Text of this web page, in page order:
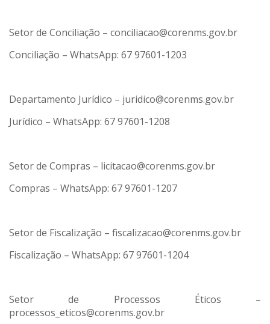
Setor de Conciliação – conciliacao@corenms.gov.br
Conciliação – WhatsApp: 67 97601-1203
Departamento Jurídico – juridico@corenms.gov.br
Jurídico – WhatsApp: 67 97601-1208
Setor de Compras – licitacao@corenms.gov.br
Compras – WhatsApp: 67 97601-1207
Setor de Fiscalização – fiscalizacao@corenms.gov.br
Fiscalização – WhatsApp: 67 97601-1204
Setor de Processos Éticos –
processos_eticos@corenms.gov.br